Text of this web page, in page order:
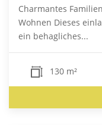
Charmantes
Wohnen Dieses
ein behagliches...
130 m²